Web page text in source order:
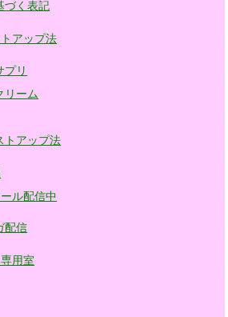
づく表記
アップ法
リ
リーム
アップ法
ル配信中
配信
用室